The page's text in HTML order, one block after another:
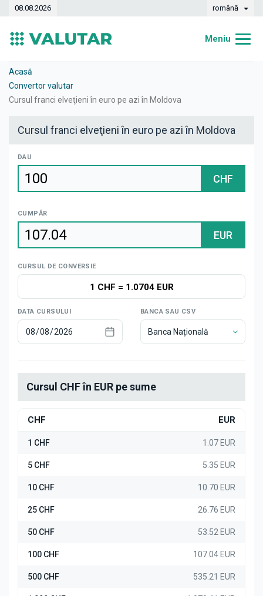
08.08.2026 română
Meniu
Curs valutar
Dinamica
Bănci
Case de schimb
Acasă
Convertor valutar
Cursul franci elveţieni în euro pe azi în Moldova
Cursul franci elveţieni în euro pe azi în Moldova
DAU
CHF
CUMPĂR
EUR
CURSUL DE CONVERSIE
1 CHF = 1.0704 EUR
DATA CURSULUI BANCA SAU CSV
Banca Națională
Cursul CHF în EUR pe sume
CHF EUR
1 CHF 1.07 EUR
5 CHF 5.35 EUR
10 CHF 10.70 EUR
25 CHF 26.76 EUR
50 CHF 53.52 EUR
100 CHF 107.04 EUR
500 CHF 535.21 EUR